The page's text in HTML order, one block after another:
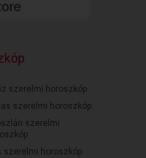
szerelmi horoszkóp
szerelmi horoszkóp
szerelmi
szerelmi horoszkóp